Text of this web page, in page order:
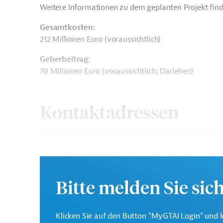
Weitere Informationen zu dem geplanten Projekt
Gesamtkosten:
212 Millionen Euro (voraussichtlich)
Geberbeitrag:
70 Millionen Euro (voraussichtlich; Darlehen)
Kontaktadressen
Investitionsbank (EIB)
Investitionen in
Ecole Polytechnique Projektträger
Bitte melden Sie
Klicken Sie auf den Button "MyGTAI Login" und